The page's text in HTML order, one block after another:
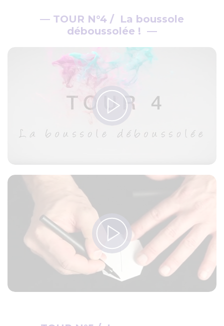
— TOUR N°4 / La boussole
déboussolée ! —